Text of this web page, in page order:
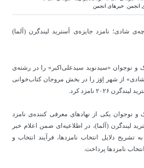
انجمن خبرهای انجمن
شادی؛ نامزد جایزه‌ی آسترید لیندگرن (آلما)
و نوجوان «سیدنوید سیدعلی‌اکبر» را در رشته‌ی
از شهر اِوَز را در بخش مروجان کتاب‌خوانی
۲۰۲۶ نامزد کرد.
و نوجوان یکی از نهادهای معرفی کننده‌ی نامزد
لیندگرن (آلما)، در اطلاعیه‌ای ضمن اعلام خبر
تشریح دلایل انتخاب نامزدها، فرآیند انتخاب و
نامزدها پرداخت.